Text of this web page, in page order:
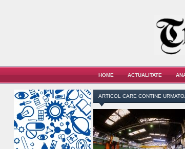
HOME ACTUALITATE
ARTICOL CARE CONTINE